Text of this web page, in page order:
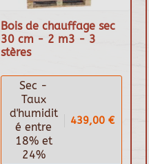
Bois de chauffage sec
30 cm - 2 m3 - 3
stères
Sec -
Taux
d'humidit
é entre
18% et
24%
439,00 €